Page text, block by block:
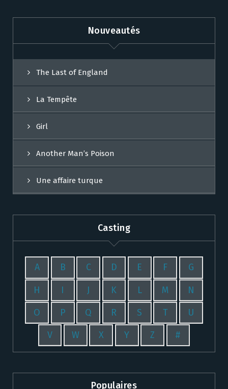
Nouveautés
The Last of England
La Tempête
Girl
Another Man’s Poison
Une affaire turque
Casting
A B C D E F G
H I J K L M N
O P Q R S T U
V W X Y Z #
Populaires